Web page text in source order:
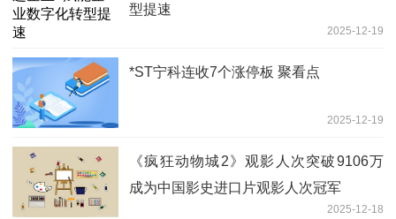
型提速
2025-12-19
*ST宁科连收7个涨停板 聚看点
2025-12-19
《疯狂动物城2》观影人次突破9106万
成为中国影史进口片观影人次冠军
2025-12-18